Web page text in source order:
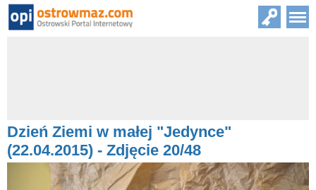
Dzień Ziemi w małej "Jedynce"
(22.04.2015) - Zdjęcie 20/48